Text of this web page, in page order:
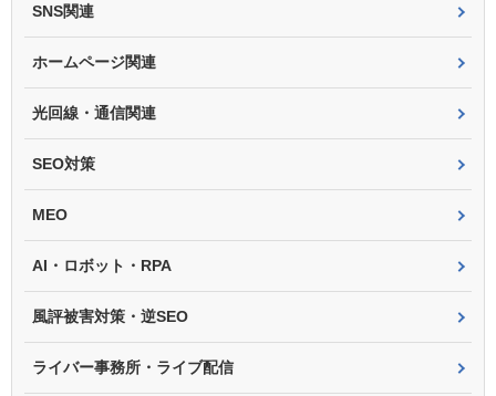
SNS関連
ホームページ関連
光回線・通信関連
SEO対策
MEO
AI・ロボット・RPA
風評被害対策・逆SEO
ライバー事務所・ライブ配信